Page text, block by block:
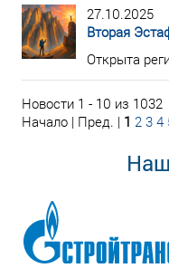
27.10.2025
Вторая
Открыта
Новости 1 - 10 из 1032
Начало | Пред. | 1 2 3 4